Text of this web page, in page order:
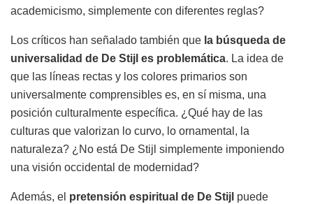
academicismo, simplemente con diferentes reglas?
Los críticos han señalado también que la búsqueda de
universalidad de De Stijl es problemática. La idea de
que las líneas rectas y los colores primarios son
universalmente comprensibles es, en sí misma, una
posición culturalmente específica. ¿Qué hay de las
culturas que valorizan lo curvo, lo ornamental, la
naturaleza? ¿No está De Stijl simplemente imponiendo
una visión occidental de modernidad?
Además, el pretensión espiritual de De Stijl puede